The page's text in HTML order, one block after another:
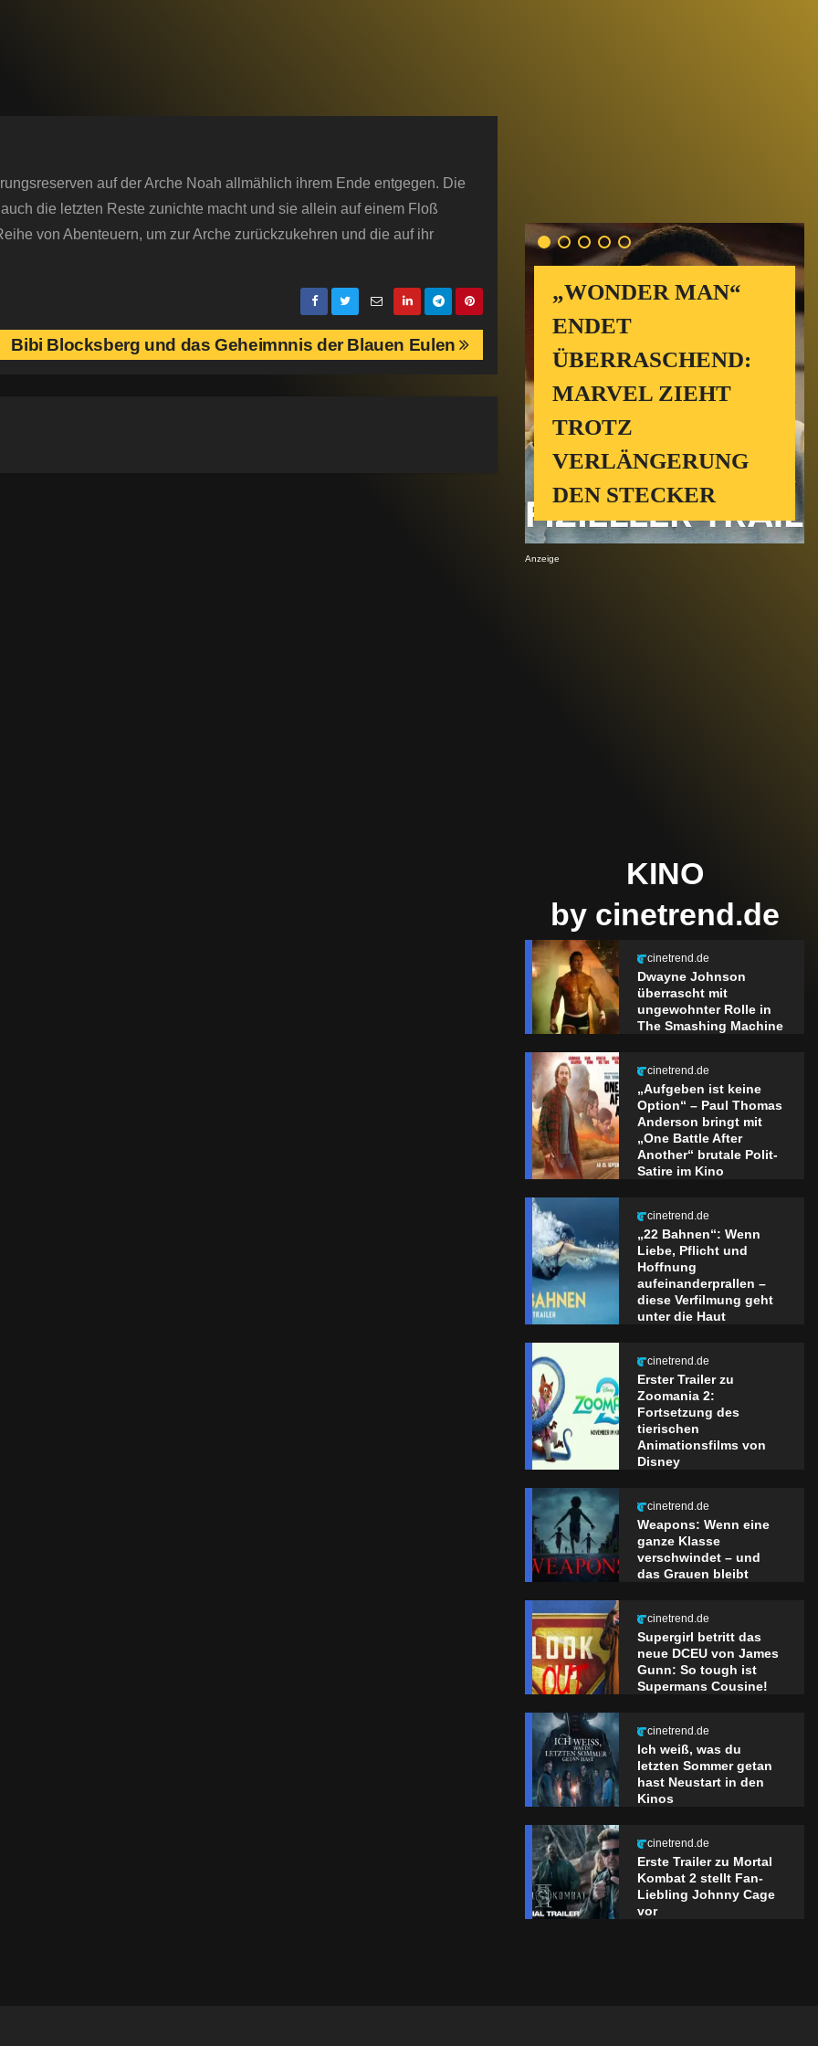
auf der Arche Noah allmählich ihrem Ende entgegen. Die
die letzten Reste zunichte macht und sie allein auf einem Floß
von Abenteuern, um zur Arche zurückzukehren und die auf ihr
Bibi Blocksberg und das Geheimnnis der Blauen Eulen
„WONDER MAN“
ENDET
ÜBERRASCHEND:
MARVEL ZIEHT
TROTZ
VERLÄNGERUNG
DEN STECKER
Anzeige
KINO
by cinetrend.de
cinetrend.de
Dwayne Johnson
überrascht mit
ungewohnter Rolle in
The Smashing Machine
cinetrend.de
„Aufgeben ist keine
Option“ – Paul Thomas
Anderson bringt mit
„One Battle After
Another“ brutale Polit-
Satire im Kino
cinetrend.de
„22 Bahnen“: Wenn
Liebe, Pflicht und
Hoffnung
aufeinanderprallen –
diese Verfilmung geht
unter die Haut
cinetrend.de
Erster Trailer zu
Zoomania 2:
Fortsetzung des
tierischen
Animationsfilms von
Disney
cinetrend.de
Weapons: Wenn eine
ganze Klasse
verschwindet – und
das Grauen bleibt
cinetrend.de
Supergirl betritt das
neue DCEU von James
Gunn: So tough ist
Supermans Cousine!
cinetrend.de
Ich weiß, was du
letzten Sommer getan
hast Neustart in den
Kinos
cinetrend.de
Erste Trailer zu Mortal
Kombat 2 stellt Fan-
Liebling Johnny Cage
vor